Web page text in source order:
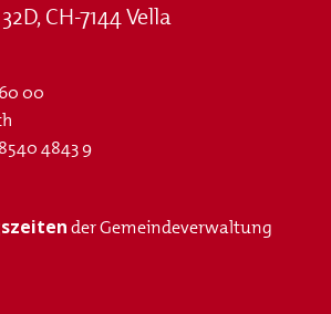
CH-7144 Vella
00
4843 9
der Gemeindeverwaltung